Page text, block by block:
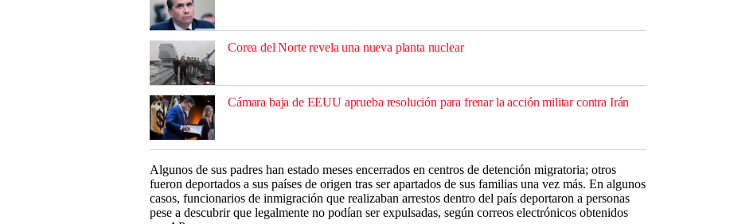
Corea del Norte revela una nueva planta nuclear
Cámara baja de EEUU aprueba resolución para frenar la acción militar contra Irán
Algunos de sus padres han estado meses encerrados en centros de detención migratoria; otros
fueron deportados a sus países de origen tras ser apartados de sus familias una vez más. En algunos
casos, funcionarios de inmigración que realizaban arrestos dentro del país deportaron a personas
pese a descubrir que legalmente no podían ser expulsadas, según correos electrónicos obtenidos